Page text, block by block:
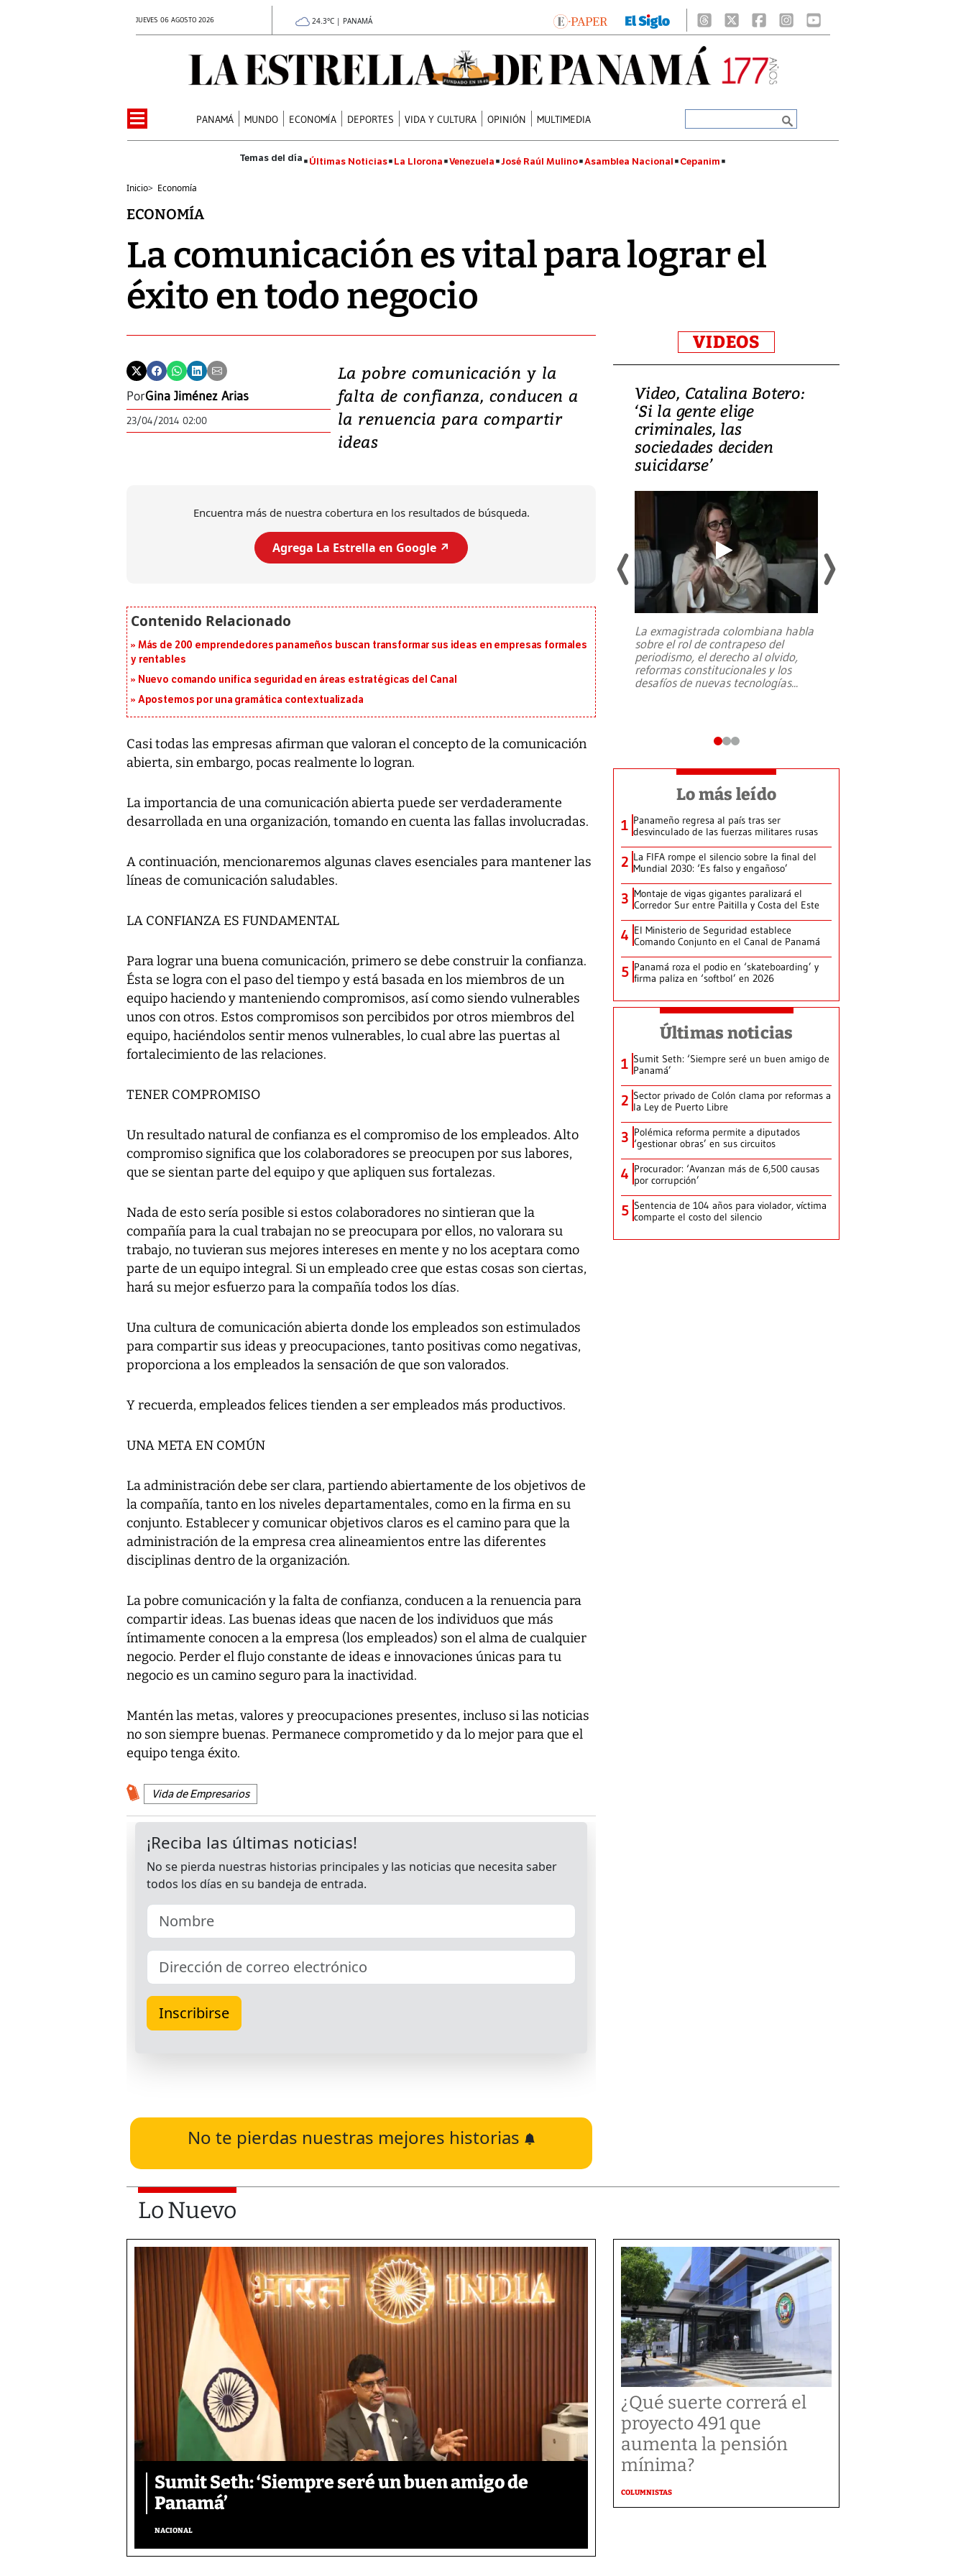
JUEVES 06 AGOSTO 2026 24.3°C | PANAMÁ
PANAMÁ MUNDO ECONOMÍA DEPORTES VIDA Y CULTURA OPINIÓN MULTIMEDIA
Últimas Noticias La Llorona Venezuela José Raúl Mulino Asamblea Nacional Cepanim
Inicio> Economía
ECONOMÍA
La comunicación es vital para lograr el
éxito en todo negocio
PorGina Jiménez Arias
23/04/2014 02:00
La pobre comunicación y la
falta de confianza, conducen a
la renuencia para compartir
ideas
Encuentra más de nuestra cobertura en los resultados de búsqueda.
Agrega La Estrella en Google ↗️
Más de 200 emprendedores panameños buscan transformar sus ideas en empresas formales
y rentables
Nuevo comando unifica seguridad en áreas estratégicas del Canal
Apostemos por una gramática contextualizada
Casi todas las empresas afirman que valoran el concepto de la comunicación
abierta, sin embargo, pocas realmente lo logran.
La importancia de una comunicación abierta puede ser verdaderamente
desarrollada en una organización, tomando en cuenta las fallas involucradas.
A continuación, mencionaremos algunas claves esenciales para mantener las
líneas de comunicación saludables.
LA CONFIANZA ES FUNDAMENTAL
Para lograr una buena comunicación, primero se debe construir la confianza.
Ésta se logra con el paso del tiempo y está basada en los miembros de un
equipo haciendo y manteniendo compromisos, así como siendo vulnerables
unos con otros. Estos compromisos son percibidos por otros miembros del
equipo, haciéndolos sentir menos vulnerables, lo cual abre las puertas al
fortalecimiento de las relaciones.
TENER COMPROMISO
Un resultado natural de confianza es el compromiso de los empleados. Alto
compromiso significa que los colaboradores se preocupen por sus labores,
que se sientan parte del equipo y que apliquen sus fortalezas.
Nada de esto sería posible si estos colaboradores no sintieran que la
compañía para la cual trabajan no se preocupara por ellos, no valorara su
trabajo, no tuvieran sus mejores intereses en mente y no los aceptara como
parte de un equipo integral. Si un empleado cree que estas cosas son ciertas,
hará su mejor esfuerzo para la compañía todos los días.
Una cultura de comunicación abierta donde los empleados son estimulados
para compartir sus ideas y preocupaciones, tanto positivas como negativas,
proporciona a los empleados la sensación de que son valorados.
Y recuerda, empleados felices tienden a ser empleados más productivos.
UNA META EN COMÚN
La administración debe ser clara, partiendo abiertamente de los objetivos de
la compañía, tanto en los niveles departamentales, como en la firma en su
conjunto. Establecer y comunicar objetivos claros es el camino para que la
administración de la empresa crea alineamientos entre las diferentes
disciplinas dentro de la organización.
La pobre comunicación y la falta de confianza, conducen a la renuencia para
compartir ideas. Las buenas ideas que nacen de los individuos que más
íntimamente conocen a la empresa (los empleados) son el alma de cualquier
negocio. Perder el flujo constante de ideas e innovaciones únicas para tu
negocio es un camino seguro para la inactividad.
Mantén las metas, valores y preocupaciones presentes, incluso si las noticias
no son siempre buenas. Permanece comprometido y da lo mejor para que el
equipo tenga éxito.
Vida de Empresarios
No te pierdas nuestras mejores historias
VIDEOS
Video, Japón: Terremoto
deja heridos y graves
daños en Kumamoto
7,1 se registró este martes 28 de
emergencia de gran...
Video, Catalina Botero:
‘Si la gente elige
criminales, las
sociedades deciden
suicidarse’
La exmagistrada colombiana habla
sobre el rol de contrapeso del
periodismo, el derecho al olvido,
reformas constitucionales y los
desafíos de nuevas tecnologías...
Lo más leído
1 Panameño regresa al país tras ser
desvinculado de las fuerzas militares rusas
2 La FIFA rompe el silencio sobre la final del
Mundial 2030: ‘Es falso y engañoso’
3 Montaje de vigas gigantes paralizará el
Corredor Sur entre Paitilla y Costa del Este
4 El Ministerio de Seguridad establece
Comando Conjunto en el Canal de Panamá
5 Panamá roza el podio en ‘skateboarding’ y
firma paliza en ‘softbol’ en 2026
Últimas noticias
1 Sumit Seth: ‘Siempre seré un buen amigo de
Panamá’
2 Sector privado de Colón clama por reformas a
la Ley de Puerto Libre
3 Polémica reforma permite a diputados
‘gestionar obras’ en sus circuitos
4 Procurador: ‘Avanzan más de 6,500 causas
por corrupción’
5 Sentencia de 104 años para violador, víctima
comparte el costo del silencio
Lo Nuevo
Sumit Seth: ‘Siempre seré un buen amigo de
Panamá’
NACIONAL
¿Qué suerte correrá el
proyecto 491 que
aumenta la pensión
mínima?
COLUMNISTAS